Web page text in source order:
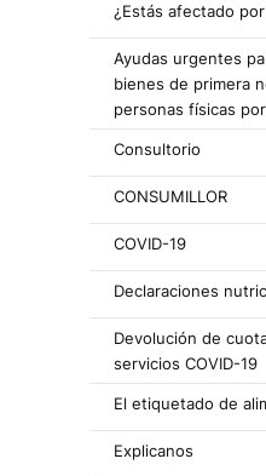
¿Estás afectado
Ayudas urgentes
bienes de primera
personas físicas
Consultorio
CONSUMILLOR
COVID-19
Declaraciones
Devolución de
servicios COVID-19
El etiquetado de
Explicanos